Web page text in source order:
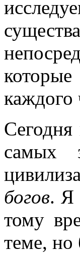
каждого
самых
богов. Я
тому
теме, но